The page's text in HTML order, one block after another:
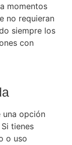
momentos
no requieran
siempre los
con
una opción
tienes
o uso